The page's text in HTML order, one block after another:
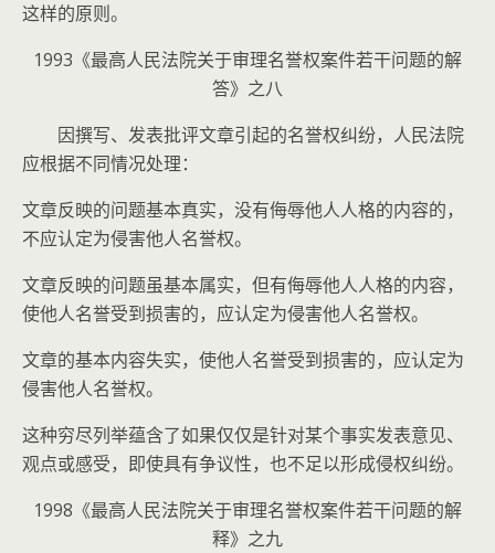
这样的原则。
1993《最高人民法院关于审理名誉权案件若干问题的解
答》之八
因撰写、发表批评文章引起的名誉权纠纷，人民法院
应根据不同情况处理：
文章反映的问题基本真实，没有侮辱他人人格的内容的，
不应认定为侵害他人名誉权。
文章反映的问题虽基本属实，但有侮辱他人人格的内容，
使他人名誉受到损害的，应认定为侵害他人名誉权。
文章的基本内容失实，使他人名誉受到损害的，应认定为
侵害他人名誉权。
这种穷尽列举蕴含了如果仅仅是针对某个事实发表意见、
观点或感受，即使具有争议性，也不足以形成侵权纠纷。
1998《最高人民法院关于审理名誉权案件若干问题的解
释》之九